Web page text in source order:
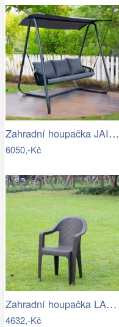
Zahradní houpačka JAIRA Tempo Kondela
6050,-Kč
Zahradní houpačka LAMIA Tempo Kondela
4632,-Kč